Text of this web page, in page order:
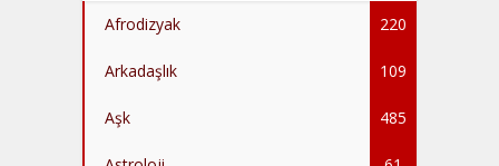
Afrodizyak 220
Arkadaşlık 109
Aşk 485